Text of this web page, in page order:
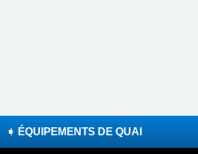
➧ ÉQUIPEMENTS DE QUAI